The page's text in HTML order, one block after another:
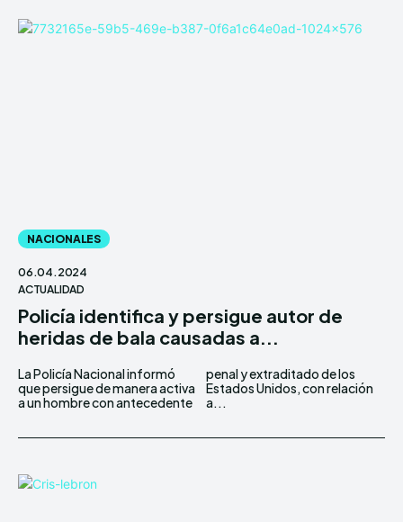
NACIONALES
06.04.2024
ACTUALIDAD
Policía identifica y persigue autor de
heridas de bala causadas a...
La Policía Nacional informó
que persigue de manera activa
a un hombre con antecedente
penal y extraditado de los
Estados Unidos, con relación
a...